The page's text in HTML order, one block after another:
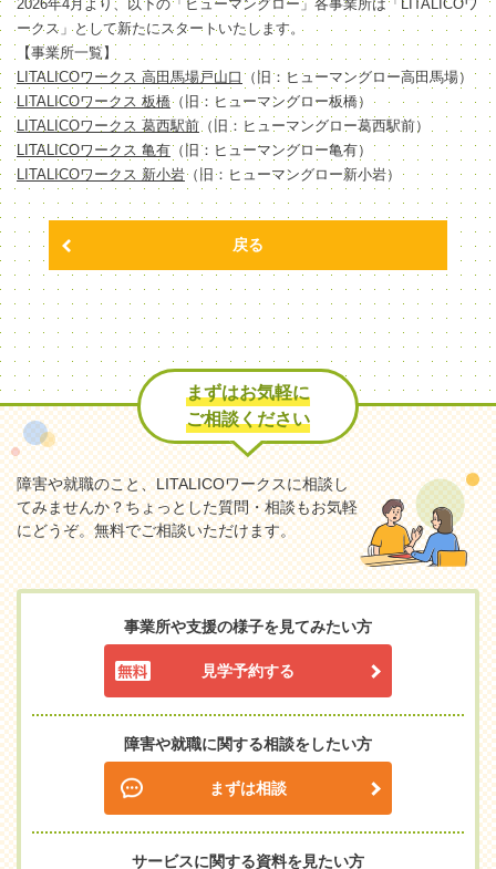
2026年4月より、以下の「ヒューマングロー」各事業所は「LITALICOワ
ークス」として新たにスタートいたします。
【事業所一覧】
LITALICOワークス 高田馬場戸山口 （旧：ヒューマングロー高田馬場）
LITALICOワークス 板橋（旧：ヒューマングロー板橋）
LITALICOワークス 葛西駅前 （旧：ヒューマングロー葛西駅前）
LITALICOワークス 亀有（旧：ヒューマングロー亀有）
LITALICOワークス 新小岩（旧：ヒューマングロー新小岩）
戻る
まずはお気軽に
ご相談ください
障害や就職のこと、LITALICOワークスに相談し
てみませんか？ちょっとした質問・相談もお気軽
にどうぞ。無料でご相談いただけます。
事業所や支援の様子を見てみたい方
見学予約する
障害や就職に関する相談をしたい方
まずは相談
サービスに関する資料を見たい方